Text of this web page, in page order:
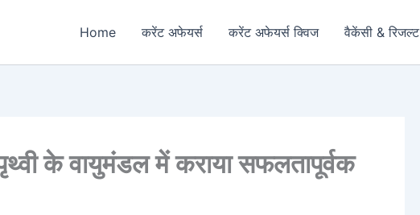
Home करेंट अफेयर्स करेंट अफेयर्स क्विज वैकेंसी & रिजल्ट
के वायुमंडल में कराया सफलतापूर्वक